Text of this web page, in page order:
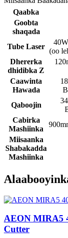
Qaabka
Goobta
shaqada
Tube Laser
(oo
Dhererka
dhidibka Z
Caawinta
Hawada
Qaboojin
Cabirka
Mashiinka
Miisaanka
Shabakadda
Mashiinka
AEON MIRA5
Cutter